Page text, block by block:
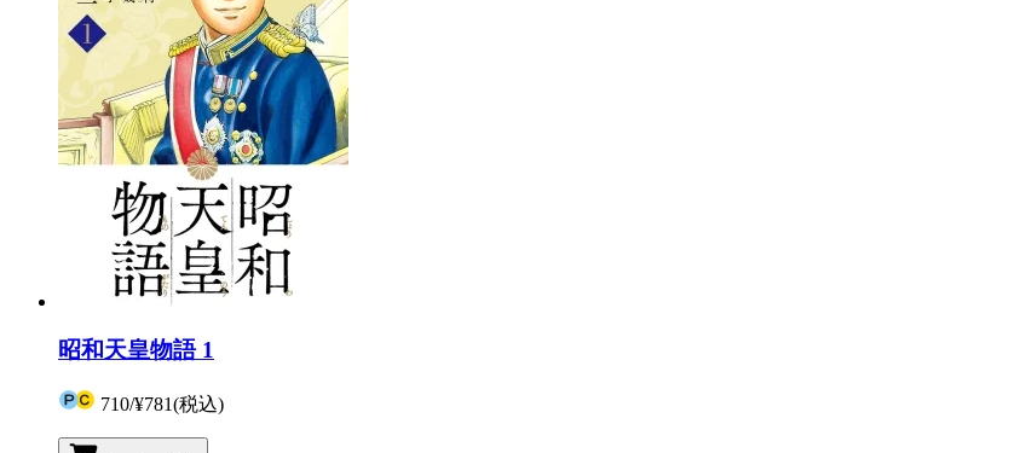
昭和天皇物語 1
710/¥781(税込)